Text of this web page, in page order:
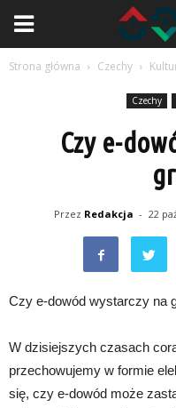
Strona główna Czechy
Czechy
Czy e-
Przez Redakcja - 22
Czy e-dowód wystarczy na
W dzisiejszych czasach
przechowujemy w formie
się, czy e-dowód może